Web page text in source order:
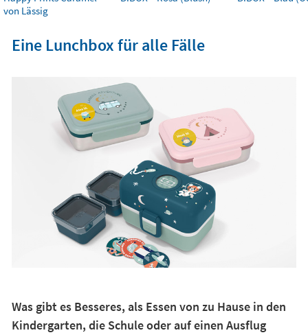
von Lässig
Eine Lunchbox für alle Fälle
Was gibt es Besseres, als Essen von zu Hause in den
Kindergarten, die Schule oder auf einen Ausflug